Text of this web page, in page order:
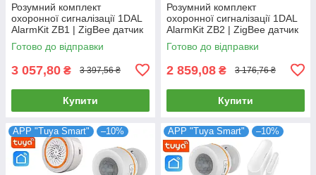
Розумний комплект
охоронної сигналізації 1DAL
AlarmKit ZB1 | ZigBee датчик
руху з сиреною + хаб | АРР
"Tuya"
Готово до відправки
3 057,80 ₴ 3 397,56 ₴
Купити
Розумний комплект
охоронної сигналізації 1DAL
AlarmKit ZB2 | ZigBee датчик
відкриття з сиреною + хаб |
АРР "Tuya"
Готово до відправки
2 859,08 ₴ 3 176,76 ₴
Купити
APP "Tuya Smart" –10% APP "Tuya Smart" –10%